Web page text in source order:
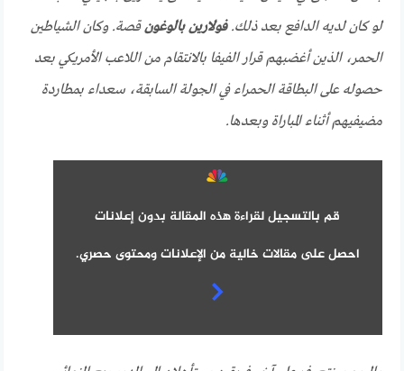
لو كان لديه الدافع بعد ذلك.فولارين بالوغونقصة. وكان الشياطين
الحمر، الذين أغضبهم قرار الفيفا بالانتقام من اللاعب الأمريكي بعد
حصوله على البطاقة الحمراء في الجولة السابقة، سعداء بمطاردة
مضيفيهم أثناء المباراة وبعدها.
قم بالتسجيل لقراءة هذه المقالة بدون إعلانات
احصل على مقالات خالية من الإعلانات ومحتوى حصري.